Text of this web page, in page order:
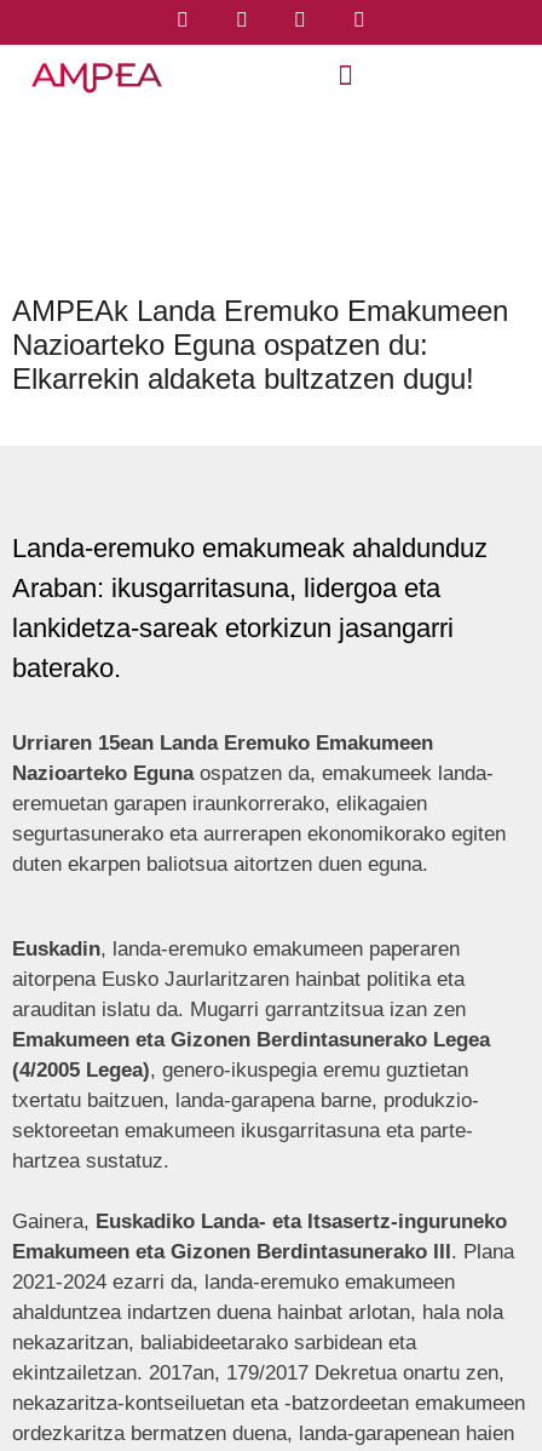
AMPEAk Landa Eremuko Emakumeen
Nazioarteko Eguna ospatzen du:
Elkarrekin aldaketa bultzatzen dugu!
Landa-eremuko emakumeak ahaldunduz
Araban: ikusgarritasuna, lidergoa eta
lankidetza-sareak etorkizun jasangarri
baterako.
Urriaren 15ean Landa Eremuko Emakumeen
Nazioarteko Egunaospatzen da, emakumeek landa-
eremuetan garapen iraunkorrerako, elikagaien
segurtasunerako eta aurrerapen ekonomikorako egiten
duten ekarpen baliotsua aitortzen duen eguna.
Euskadin, landa-eremuko emakumeen paperaren
aitorpena Eusko Jaurlaritzaren hainbat politika eta
arauditan islatu da. Mugarri garrantzitsua izan zen
Emakumeen eta Gizonen Berdintasunerako Legea
(4/2005 Legea), genero-ikuspegia eremu guztietan
txertatu baitzuen, landa-garapena barne, produkzio-
sektoreetan emakumeen ikusgarritasuna eta parte-
hartzea sustatuz.
Gainera, Euskadiko Landa- eta Itsasertz-inguruneko
Emakumeen eta Gizonen Berdintasunerako III . Plana
2021-2024 ezarri da, landa-eremuko emakumeen
ahalduntzea indartzen duena hainbat arlotan, hala nola
nekazaritzan, baliabideetarako sarbidean eta
ekintzailetzan. 2017an, 179/2017 Dekretua onartu zen,
nekazaritza-kontseiluetan eta -batzordeetan emakumeen
ordezkaritza bermatzen duena, landa-garapenean haien